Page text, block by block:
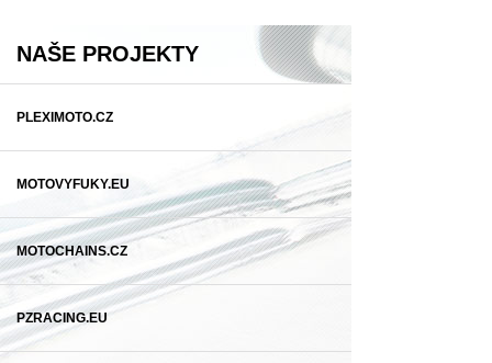
NAŠE PROJEKTY
PLEXIMOTO.CZ
MOTOVYFUKY.EU
MOTOCHAINS.CZ
PZRACING.EU